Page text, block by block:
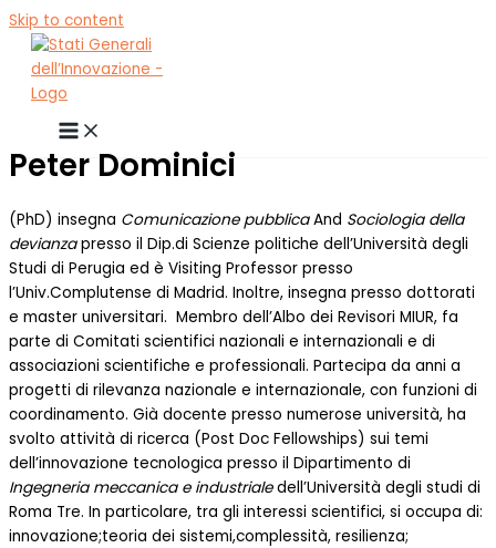
Skip to content
Peter Dominici
(PhD) insegna Comunicazione pubblicaAnd Sociologia della
devianzapresso il Dip.di Scienze politiche dell’Università degli
Studi di Perugia ed è Visiting Professor presso
l’Univ.Complutense di Madrid. Inoltre, insegna presso dottorati
e master universitari. Membro dell’Albo dei Revisori MIUR, fa
parte di Comitati scientifici nazionali e internazionali e di
associazioni scientifiche e professionali. Partecipa da anni a
progetti di rilevanza nazionale e internazionale, con funzioni di
coordinamento. Già docente presso numerose università, ha
svolto attività di ricerca (Post Doc Fellowships) sui temi
dell’innovazione tecnologica presso il Dipartimento di
Ingegneria meccanica e industrialedell’Università degli studi di
Roma Tre. In particolare, tra gli interessi scientifici, si occupa di:
innovazione;teoria dei sistemi,complessità, resilienza;